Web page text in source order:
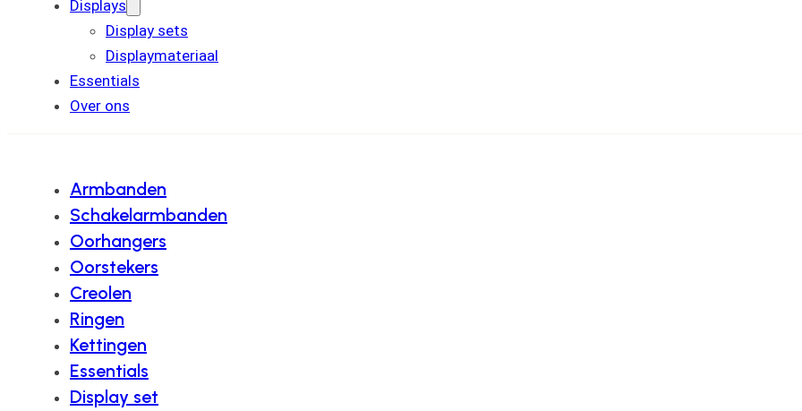
Displays
Display sets
Displaymateriaal
Essentials
Over ons
Armbanden
Schakelarmbanden
Oorhangers
Oorstekers
Creolen
Ringen
Kettingen
Essentials
Display set